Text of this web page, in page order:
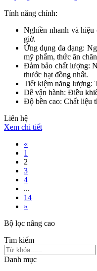
Tính năng chính:
Nghiền nhanh và
giờ.
Ứng dụng đa dạng:
mỹ phẩm, thức ăn
Đảm bảo chất lượng:
thước hạt đồng nhất.
Tiết kiệm năng lượng:
Dễ vận hành: Điều
Độ bền cao: Chất liệu
Liên hệ
Xem chi tiết
«
1
2
3
4
...
14
»
Bộ lọc nâng cao
Tìm kiếm
Danh mục